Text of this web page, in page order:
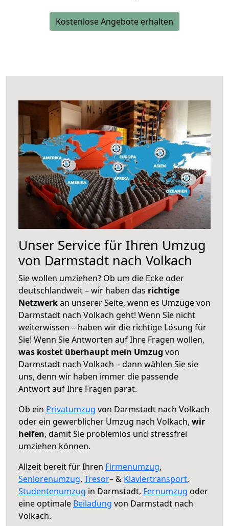
Kostenlose Angebote erhalten
Unser Service für Ihren Umzug
von Darmstadt nach Volkach
Sie wollen umziehen? Ob um die Ecke oder
deutschlandweit – wir haben das richtige
Netzwerkan unserer Seite, wenn es Umzüge von
Darmstadt nach Volkach geht! Wenn Sie nicht
weiterwissen – haben wir die richtige Lösung für
Sie! Wenn Sie Antworten auf Ihre Fragen wollen,
was kostet überhaupt mein Umzug von
Darmstadt nach Volkach – dann wählen Sie sie
uns, denn wir haben immer die passende
Antwort auf Ihre Fragen parat.
Ob ein Privatumzug von Darmstadt nach Volkach
oder ein gewerblicher Umzug nach Volkach, wir
helfen, damit Sie problemlos und stressfrei
umziehen können.
Allzeit bereit für Ihren Firmenumzug,
Seniorenumzug, Tresor– & Klaviertransport,
Studentenumzug in Darmstadt, Fernumzug oder
eine optimale Beiladung von Darmstadt nach
Volkach.